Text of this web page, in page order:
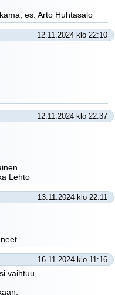
es. Arto Huhtasalo
12.11.2024 klo 22:10
12.11.2024 klo 22:37
Lehto
13.11.2024 klo 22:11
16.11.2024 klo 11:16
vaihtuu,